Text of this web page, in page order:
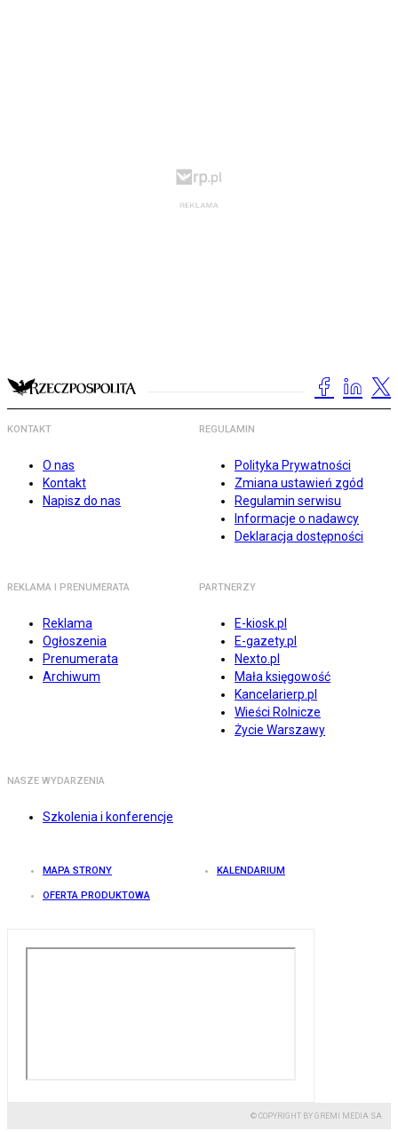
KONTAKT
O nas
Kontakt
Napisz do nas
REGULAMIN
Polityka Prywatności
Zmiana ustawień zgód
Regulamin serwisu
Informacje o nadawcy
Deklaracja dostępności
REKLAMA I PRENUMERATA
Reklama
Ogłoszenia
Prenumerata
Archiwum
PARTNERZY
E-kiosk.pl
E-gazety.pl
Nexto.pl
Mała księgowość
Kancelarierp.pl
Wieści Rolnicze
Życie Warszawy
NASZE WYDARZENIA
Szkolenia i konferencje
MAPA STRONY KALENDARIUM
OFERTA PRODUKTOWA
© COPYRIGHT BY GREMI MEDIA SA